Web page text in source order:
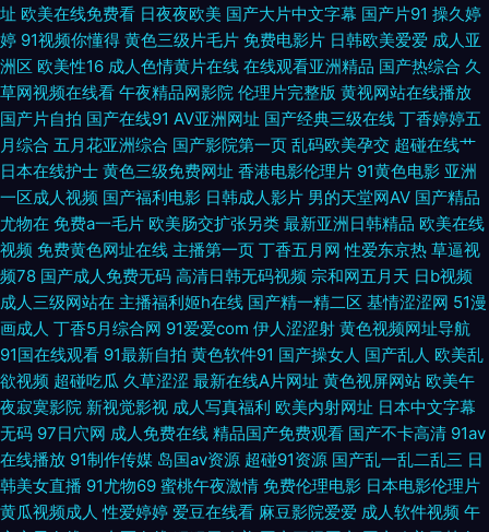
线 超碰av天堂 久草国产一 美女被操免费看网站 欧美黑人日韩六区 国产网址
精品国内精品在线 成人中文字幕一区 久久午夜无码中出 欧美日韩亚洲呜呜
呜 bt磁力链搜索网站 蜜桃视频网址 欧洲激情在线 麻豆av水果在线 欧美涩逼
亚洲综合性爱14p 玖玖艹艹人热 日韩欧美综合亚洲中文 九一叉叉叉免费看
毛片久久爱,com 日韩性强奸伦理案例 东京热最新网址 自拍尤物97www
AV72污污在线观看 午夜剧场成人网 97超碰日韩色图 另类欧美七区 91影片
免费观看高清 亚洲国产福利网址 91探花国产女神 国产第一码页 国产免费电
影 91真人视频 黄色三集片视频 影音先锋伪娘 国产一区熟女免费 91视屏18
九九八九九精品 大香蕉伊人久久 密桃91看视频 午夜看看黄色片 www.青草
址 欧美在线免费看 日夜夜欧美 国产大片中文字幕 国产片91 操久婷
婷 91视频你懂得 黄色三级片毛片 免费电影片 日韩欧美爱爱 成人亚
洲区 欧美性16 成人色情黄片在线 在线观看亚洲精品 国产热综合 久
草网视频在线看 午夜精品网影院 伦理片完整版 黄视网站在线播放
国产片自拍 国产在线91 AV亚洲网址 国产经典三级在线 丁香婷婷五
月综合 五月花亚洲综合 国产影院第一页 乱码欧美孕交 超碰在线艹
日本在线护士 黄色三级免费网址 香港电影伦理片 91黄色电影 亚洲
一区成人视频 国产福利电影 日韩成人影片 男的天堂网AV 国产精品
尤物在 免费a一毛片 欧美肠交扩张另类 最新亚洲日韩精品 欧美在线
视频 免费黄色网址在线 主播第一页 丁香五月网 性爱东京热 草逼视
频78 国产成人免费无码 高清日韩无码视频 宗和网五月天 日b视频
成人三级网站在 主播福利姬h在线 国产精一精二区 基情涩涩网 51漫
画成人 丁香5月综合网 91爱爱com 伊人涩涩射 黄色视频网址导航
91国在线观看 91最新自拍 黄色软件91 国产操女人 国产乱人 欧美乱
欲视频 超碰吃瓜 久草涩涩 最新在线A片网址 黄色视屏网站 欧美午
夜寂寞影院 新视觉影视 成人写真福利 欧美内射网址 日本中文字幕
无码 97日穴网 成人免费在线 精品国产免费观看 国产不卡高清 91av
在线播放 91制作传媒 岛国av资源 超碰91资源 国产乱一乱二乱三 日
韩美女直播 91尤物69 蜜桃午夜激情 免费伦理电影 日本电影伦理片
黄瓜视频成人 性爱婷婷 爱豆在线看 麻豆影院爱爱 成人软件视频 午